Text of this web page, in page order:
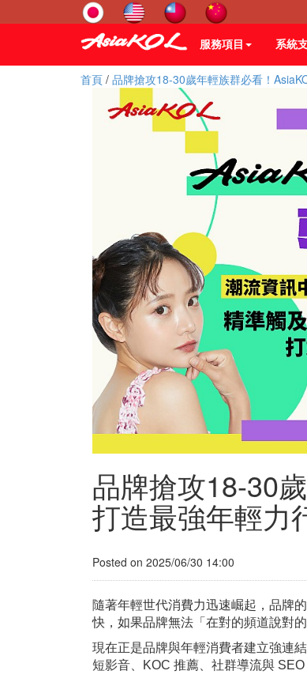
服務項目 系統
首頁 / 品牌搶攻18-30歲年輕族群必看！
品牌搶攻18-30
打造最強年輕力
Posted on 2025/06/30 14:00
隨著年輕世代消費力迅速崛起，品牌
快，如果品牌無法「在對的頻道說對
現在正是品牌與年輕消費者建立強連
短影音、KOC 推薦、社群導流與